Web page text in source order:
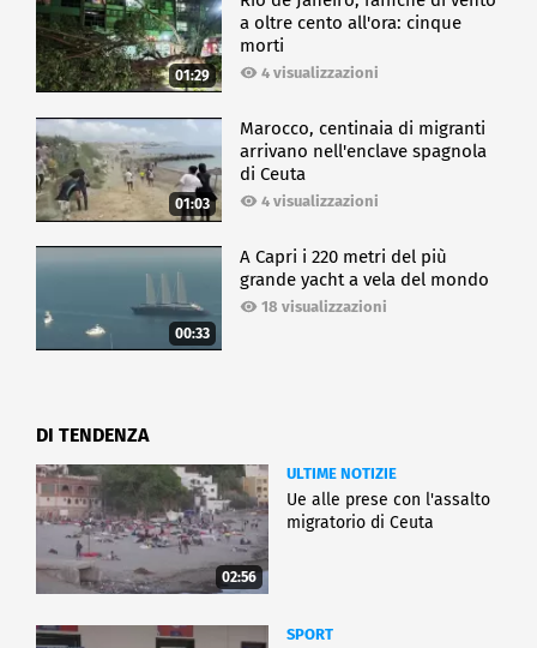
01:29
a oltre cento all'ora: cinque
morti
4 visualizzazioni
01:03
Marocco, centinaia di migranti
arrivano nell'enclave spagnola
di Ceuta
4 visualizzazioni
00:33
A Capri i 220 metri del più
grande yacht a vela del mondo
18 visualizzazioni
DI TENDENZA
02:56
ULTIME NOTIZIE
Ue alle prese con l'assalto
migratorio di Ceuta
SPORT